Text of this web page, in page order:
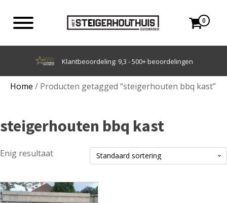
0
Klantbeoordeling: 9,3 - 500+ beoordelingen
Home / Producten getagged “steigerhouten bbq kast”
steigerhouten bbq kast
Enig resultaat
Dit
product